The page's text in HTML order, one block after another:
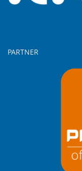
PARTNER